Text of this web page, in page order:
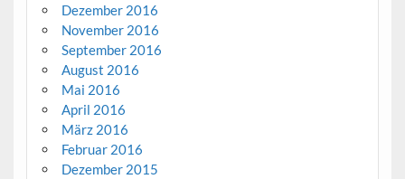
Dezember 2016
November 2016
September 2016
August 2016
Mai 2016
April 2016
März 2016
Februar 2016
Dezember 2015